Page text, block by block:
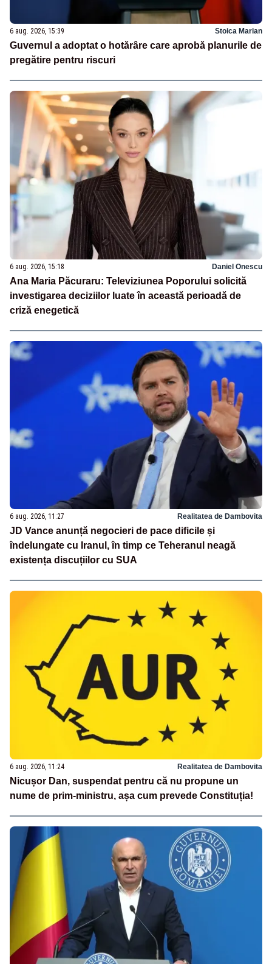
6 aug. 2026, 15:39 Stoica Marian
Guvernul a adoptat o hotărâre care aprobă planurile de
pregătire pentru riscuri
6 aug. 2026, 15:18 Daniel Onescu
Ana Maria Păcuraru: Televiziunea Poporului solicită
investigarea deciziilor luate în această perioadă de
criză enegetică
6 aug. 2026, 11:27 Realitatea de Dambovita
JD Vance anunță negocieri de pace dificile și
îndelungate cu Iranul, în timp ce Teheranul neagă
existența discuțiilor cu SUA
6 aug. 2026, 11:24 Realitatea de Dambovita
Nicușor Dan, suspendat pentru că nu propune un
nume de prim-ministru, așa cum prevede Constituția!